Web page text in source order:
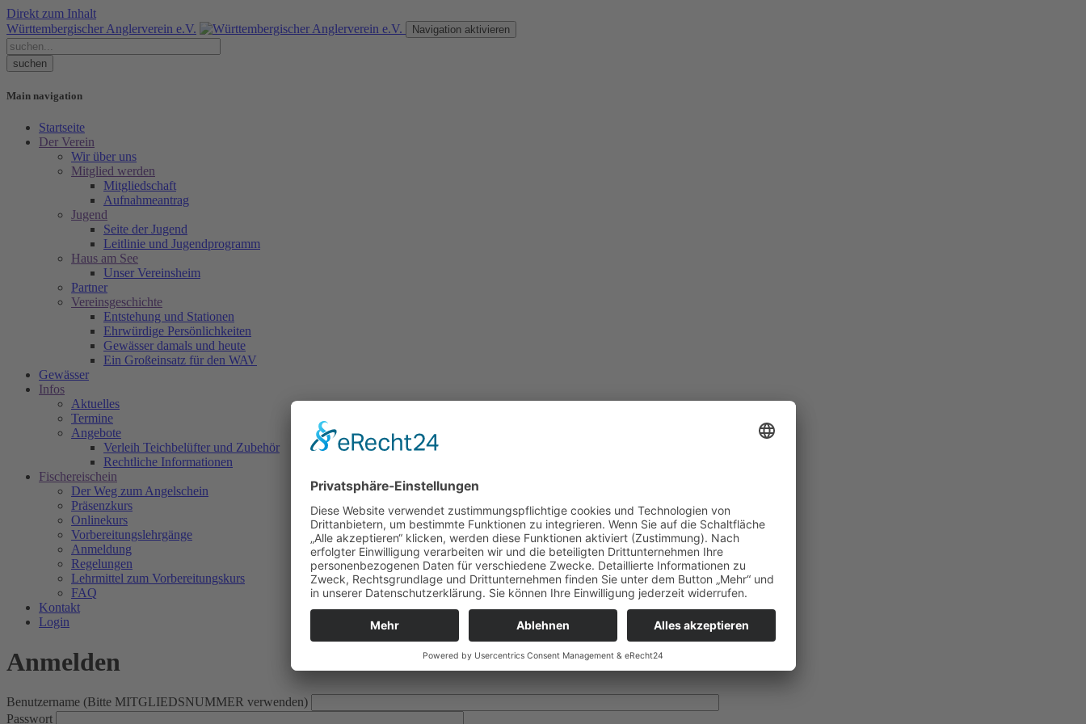
Direkt zum Inhalt
Württembergischer Anglerverein e.V.
Navigation aktivieren
Main navigation
Startseite
Der Verein
Wir über uns
Mitglied werden
Mitgliedschaft
Aufnahmeantrag
Jugend
Seite der Jugend
Leitlinie und Jugendprogramm
Haus am See
Unser Vereinsheim
Partner
Vereinsgeschichte
Entstehung und Stationen
Ehrwürdige Persönlichkeiten
Gewässer damals und heute
Ein Großeinsatz für den WAV
Gewässer
Infos
Aktuelles
Termine
Angebote
Verleih Teichbelüfter und Zubehör
Rechtliche Informationen
Fischereischein
Der Weg zum Angelschein
Präsenzkurs
Onlinekurs
Vorbereitungslehrgänge
Anmeldung
Regelungen
Lehrmittel zum Vorbereitungskurs
FAQ
Kontakt
Login
Anmelden
Benutzername (Bitte MITGLIEDSNUMMER verwenden)
Passwort